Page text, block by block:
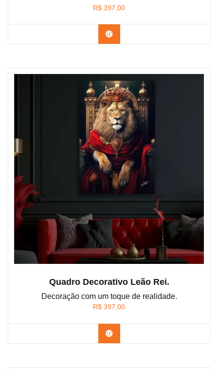
R$ 397,00
Confira os modelos
Quadro Decorativo Leão Rei.
Decoração com um toque de realidade.
R$ 397,00
Confira os modelos